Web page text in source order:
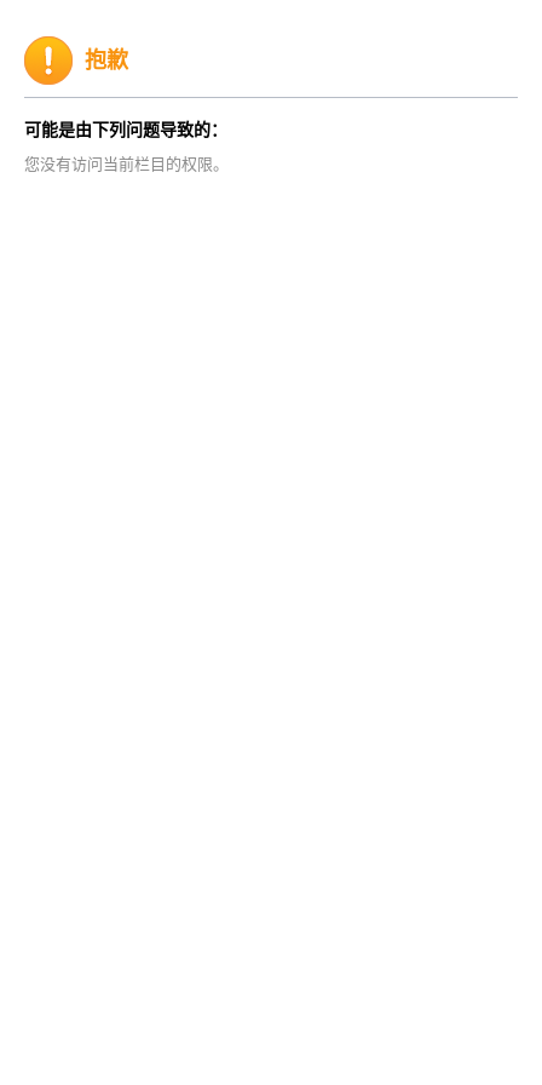
抱歉
可能是由下列问题导致的：
您没有访问当前栏目的权限。